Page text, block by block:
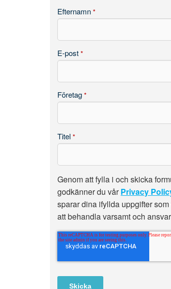
Efternamn *
E-post *
Företag *
Titel *
Genom att fylla i och skicka
godkänner du vårPrivacy
sparar dina ifyllda uppgifter
att behandla varsamt och